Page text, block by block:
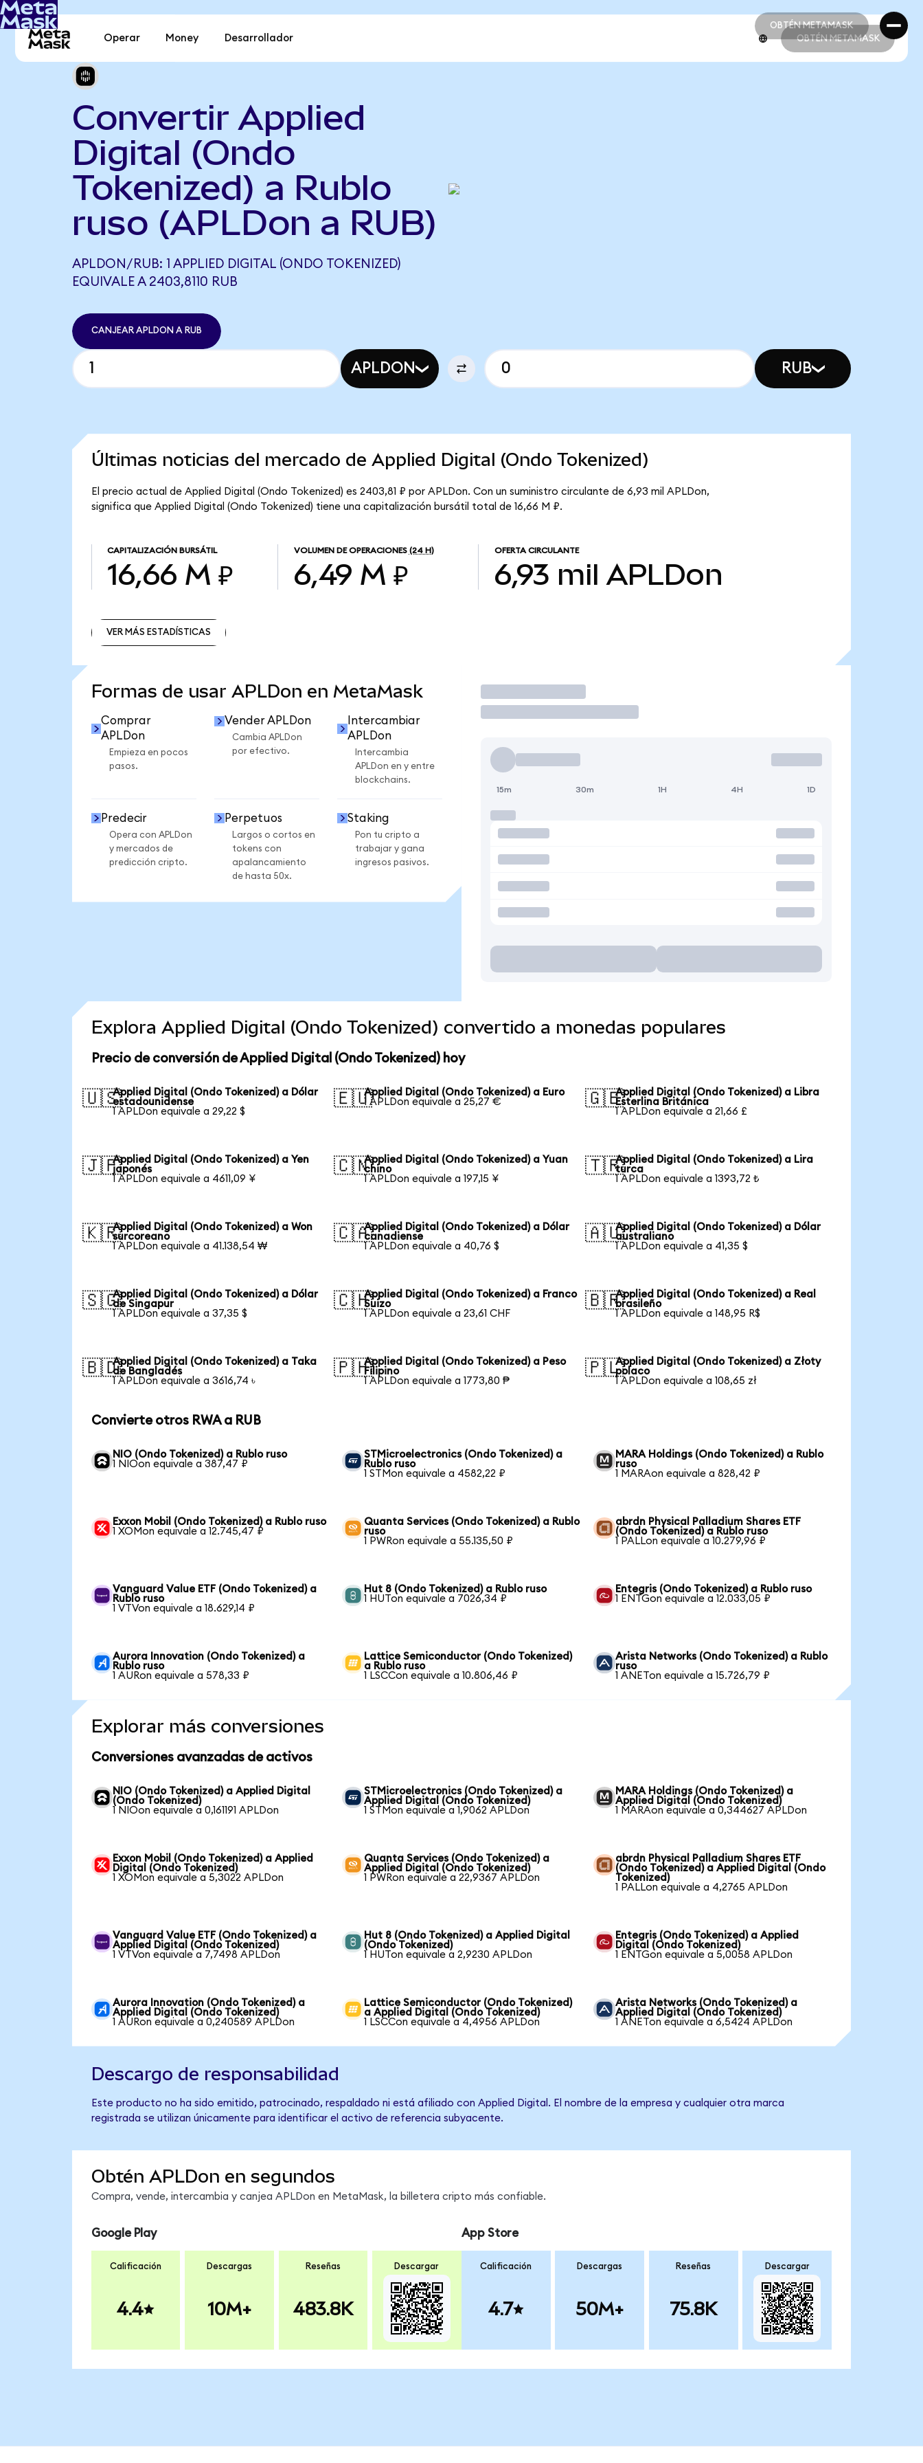
OBTÉN METAMASK
OBTÉN METAMASK
Operar Money Desarrollador OBTÉN METAMASK
Convertir Applied
Digital (Ondo
Tokenized) a Rublo
ruso (APLDon a RUB)
APLDON/RUB: 1 APPLIED DIGITAL (ONDO TOKENIZED)
EQUIVALE A 2403,8110 RUB
CANJEAR APLDON A RUB
APLDON RUB
Últimas noticias del mercado de Applied Digital (Ondo Tokenized)
El precio actual de Applied Digital (Ondo Tokenized) es 2403,81 ₽ por APLDon. Con un suministro circulante de 6,93 mil APLDon,
significa que Applied Digital (Ondo Tokenized) tiene una capitalización bursátil total de 16,66 M ₽.
CAPITALIZACIÓN BURSÁTIL
16,66 M ₽
VOLUMEN DE OPERACIONES (24 H)
6,49 M ₽
OFERTA CIRCULANTE
6,93 mil APLDon
VER MÁS ESTADÍSTICAS
Formas de usar APLDon en MetaMask
Comprar
APLDon
Empieza en pocos
pasos.
Vender APLDon
Cambia APLDon
por efectivo.
Intercambiar
APLDon
Intercambia
APLDon en y entre
blockchains.
Predecir
Opera con APLDon
y mercados de
predicción cripto.
Perpetuos
Largos o cortos en
tokens con
apalancamiento
de hasta 50x.
Staking
Pon tu cripto a
trabajar y gana
ingresos pasivos.
Operar
15m 30m 1H 4H 1D
Explora Applied Digital (Ondo Tokenized) convertido a monedas populares
Precio de conversión de Applied Digital (Ondo Tokenized) hoy
🇺🇸Applied Digital (Ondo Tokenized) a Dólar
estadounidense
1 APLDon equivale a 29,22 $
🇪🇺Applied Digital (Ondo Tokenized) a Euro
1 APLDon equivale a 25,27 €
🇬🇧Applied Digital (Ondo Tokenized) a Libra
Esterlina Británica
1 APLDon equivale a 21,66 £
🇯🇵Applied Digital (Ondo Tokenized) a Yen
japonés
1 APLDon equivale a 4611,09 ¥
🇨🇳Applied Digital (Ondo Tokenized) a Yuan
chino
1 APLDon equivale a 197,15 ¥
🇹🇷Applied Digital (Ondo Tokenized) a Lira
turca
1 APLDon equivale a 1393,72 ₺
🇰🇷Applied Digital (Ondo Tokenized) a Won
surcoreano
1 APLDon equivale a 41.138,54 ₩
🇨🇦Applied Digital (Ondo Tokenized) a Dólar
canadiense
1 APLDon equivale a 40,76 $
🇦🇺Applied Digital (Ondo Tokenized) a Dólar
australiano
1 APLDon equivale a 41,35 $
🇸🇬Applied Digital (Ondo Tokenized) a Dólar
de Singapur
1 APLDon equivale a 37,35 $
🇨🇭Applied Digital (Ondo Tokenized) a Franco
Suizo
1 APLDon equivale a 23,61 CHF
🇧🇷Applied Digital (Ondo Tokenized) a Real
brasileño
1 APLDon equivale a 148,95 R$
🇧🇩Applied Digital (Ondo Tokenized) a Taka
de Bangladés
1 APLDon equivale a 3616,74 ৳
🇵🇭Applied Digital (Ondo Tokenized) a Peso
Filipino
1 APLDon equivale a 1773,80 ₱
🇵🇱Applied Digital (Ondo Tokenized) a Złoty
polaco
1 APLDon equivale a 108,65 zł
Convierte otros RWA a RUB
NIO (Ondo Tokenized) a Rublo ruso
1 NIOon equivale a 387,47 ₽
STMicroelectronics (Ondo Tokenized) a
Rublo ruso
1 STMon equivale a 4582,22 ₽
MARA Holdings (Ondo Tokenized) a Rublo
ruso
1 MARAon equivale a 828,42 ₽
Exxon Mobil (Ondo Tokenized) a Rublo ruso
1 XOMon equivale a 12.745,47 ₽
Quanta Services (Ondo Tokenized) a Rublo
ruso
1 PWRon equivale a 55.135,50 ₽
abrdn Physical Palladium Shares ETF
(Ondo Tokenized) a Rublo ruso
1 PALLon equivale a 10.279,96 ₽
Vanguard Value ETF (Ondo Tokenized) a
Rublo ruso
1 VTVon equivale a 18.629,14 ₽
Hut 8 (Ondo Tokenized) a Rublo ruso
1 HUTon equivale a 7026,34 ₽
Entegris (Ondo Tokenized) a Rublo ruso
1 ENTGon equivale a 12.033,05 ₽
Aurora Innovation (Ondo Tokenized) a
Rublo ruso
1 AURon equivale a 578,33 ₽
Lattice Semiconductor (Ondo Tokenized)
a Rublo ruso
1 LSCCon equivale a 10.806,46 ₽
Arista Networks (Ondo Tokenized) a Rublo
ruso
1 ANETon equivale a 15.726,79 ₽
Explorar más conversiones
Conversiones avanzadas de activos
NIO (Ondo Tokenized) a Applied Digital
(Ondo Tokenized)
1 NIOon equivale a 0,161191 APLDon
STMicroelectronics (Ondo Tokenized) a
Applied Digital (Ondo Tokenized)
1 STMon equivale a 1,9062 APLDon
MARA Holdings (Ondo Tokenized) a
Applied Digital (Ondo Tokenized)
1 MARAon equivale a 0,344627 APLDon
Exxon Mobil (Ondo Tokenized) a Applied
Digital (Ondo Tokenized)
1 XOMon equivale a 5,3022 APLDon
Quanta Services (Ondo Tokenized) a
Applied Digital (Ondo Tokenized)
1 PWRon equivale a 22,9367 APLDon
abrdn Physical Palladium Shares ETF
(Ondo Tokenized) a Applied Digital (Ondo
Tokenized)
1 PALLon equivale a 4,2765 APLDon
Vanguard Value ETF (Ondo Tokenized) a
Applied Digital (Ondo Tokenized)
1 VTVon equivale a 7,7498 APLDon
Hut 8 (Ondo Tokenized) a Applied Digital
(Ondo Tokenized)
1 HUTon equivale a 2,9230 APLDon
Entegris (Ondo Tokenized) a Applied
Digital (Ondo Tokenized)
1 ENTGon equivale a 5,0058 APLDon
Aurora Innovation (Ondo Tokenized) a
Applied Digital (Ondo Tokenized)
1 AURon equivale a 0,240589 APLDon
Lattice Semiconductor (Ondo Tokenized)
a Applied Digital (Ondo Tokenized)
1 LSCCon equivale a 4,4956 APLDon
Arista Networks (Ondo Tokenized) a
Applied Digital (Ondo Tokenized)
1 ANETon equivale a 6,5424 APLDon
Descargo de responsabilidad
Este producto no ha sido emitido, patrocinado, respaldado ni está afiliado con Applied Digital. El nombre de la empresa y cualquier otra marca
registrada se utilizan únicamente para identificar el activo de referencia subyacente.
Obtén APLDon en segundos
Compra, vende, intercambia y canjea APLDon en MetaMask, la billetera cripto más confiable.
Google Play
Calificación
4.4
Descargas
10M+
Reseñas
483.8K
Descargar
App Store
Calificación
4.7
Descargas
50M+
Reseñas
75.8K
Descargar